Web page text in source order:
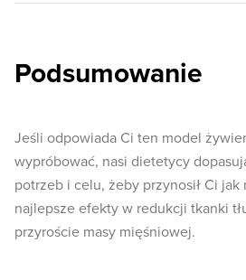
Podsumowanie
Jeśli odpowiada Ci ten model
wypróbować, nasi dietetycy
potrzeb i celu, żeby przynosił Ci
najlepsze efekty w redukcji tkanki
przyroście masy mięśniowej.